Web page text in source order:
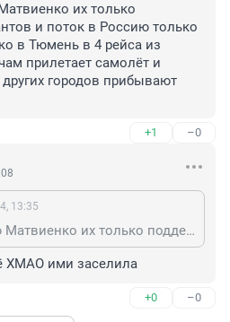
их только
и поток в Россию только
в Тюмень в 4 рейса из
прилетает самолёт и
городов прибывают
+1 –0
13:35
Гость, к сожалению Матвиенко их только поддерживает мигрантов и поток в Россию только увеличивается, только в Тюмень в 4 рейса из Таджикистана по ночам прилетает самолёт и сколько поездом из других городов прибывают сюда
ХМАО ими заселила
+0 –0